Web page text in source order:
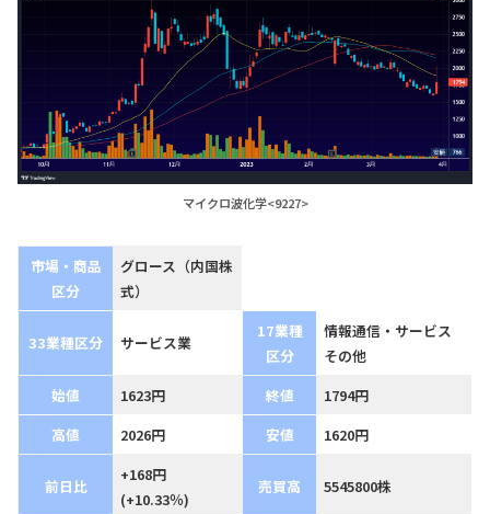
マイクロ波化学<9227>
市場・商品
区分
グロース（内国株
式）
33業種区分 サービス業
17業種
区分
情報通信・サービス
その他
始値
1623円 終値
1794円
高値
2026円 安値 1620円
前日比
+168円
(+10.33％)
売買高 5545800株